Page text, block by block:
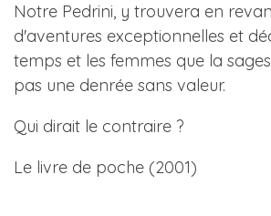
Notre Pedrini, y trouvera en
d'aventures exceptionnelles et
temps et les femmes que la
pas une denrée sans valeur.
Qui dirait le contraire ?
Le livre de poche (2001)